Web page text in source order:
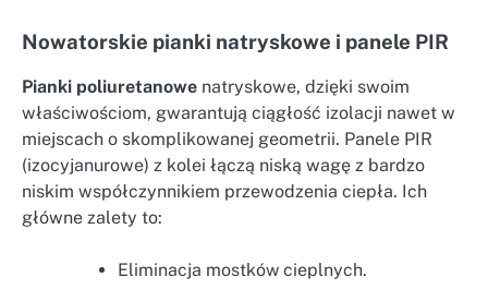
Nowatorskie pianki natryskowe i panele PIR
Pianki poliuretanowe natryskowe, dzięki swoim
właściwościom, gwarantują ciągłość izolacji nawet w
miejscach o skomplikowanej geometrii. Panele PIR
(izocyjanurowe) z kolei łączą niską wagę z bardzo
niskim współczynnikiem przewodzenia ciepła. Ich
główne zalety to:
Eliminacja mostków cieplnych.